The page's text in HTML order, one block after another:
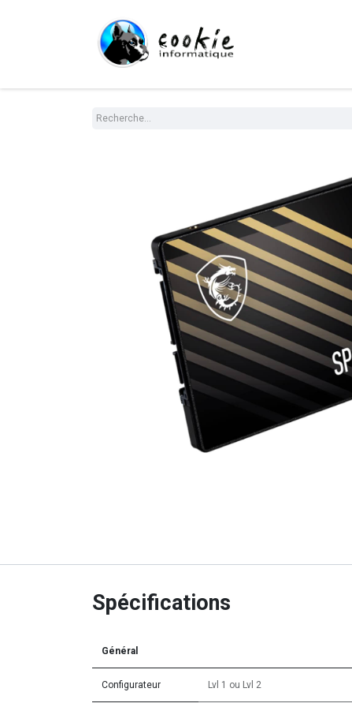
Spécifications
Général
Configurateur Lvl 1 ou Lvl 2